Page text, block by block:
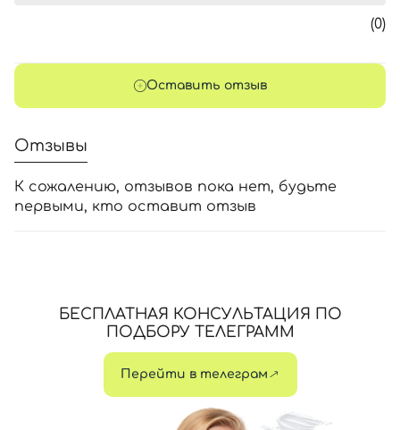
(0)
Оставить отзыв
Отзывы
К сожалению, отзывов пока нет, будьте
первыми, кто оставит отзыв
БЕСПЛАТНАЯ КОНСУЛЬТАЦИЯ ПО
ПОДБОРУ ТЕЛЕГРАММ
Перейти в телеграм